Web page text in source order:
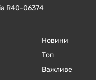
R40-06374
Новини
Топ
Важливе